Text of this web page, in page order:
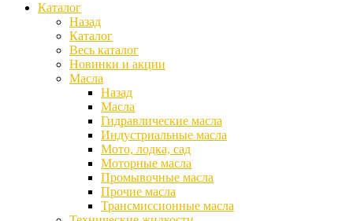
Каталог
Назад
Каталог
Весь каталог
Новинки и акции
Масла
Назад
Масла
Гидравлические масла
Индустриальные масла
Мото, лодка, сад
Моторные масла
Промывочные масла
Прочие масла
Трансмиссионные масла